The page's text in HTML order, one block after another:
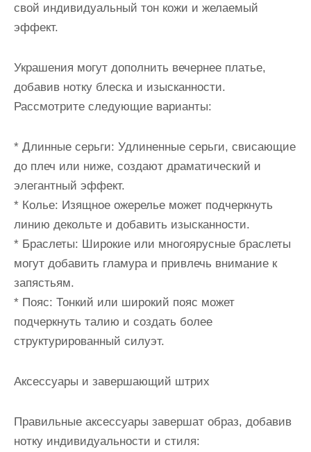
свой индивидуальный тон кожи и желаемый
эффект.
Украшения могут дополнить вечернее платье,
добавив нотку блеска и изысканности.
Рассмотрите следующие варианты:
* Длинные серьги: Удлиненные серьги, свисающие
до плеч или ниже, создают драматический и
элегантный эффект.
* Колье: Изящное ожерелье может подчеркнуть
линию декольте и добавить изысканности.
* Браслеты: Широкие или многоярусные браслеты
могут добавить гламура и привлечь внимание к
запястьям.
* Пояс: Тонкий или широкий пояс может
подчеркнуть талию и создать более
структурированный силуэт.
Аксессуары и завершающий штрих
Правильные аксессуары завершат образ, добавив
нотку индивидуальности и стиля: